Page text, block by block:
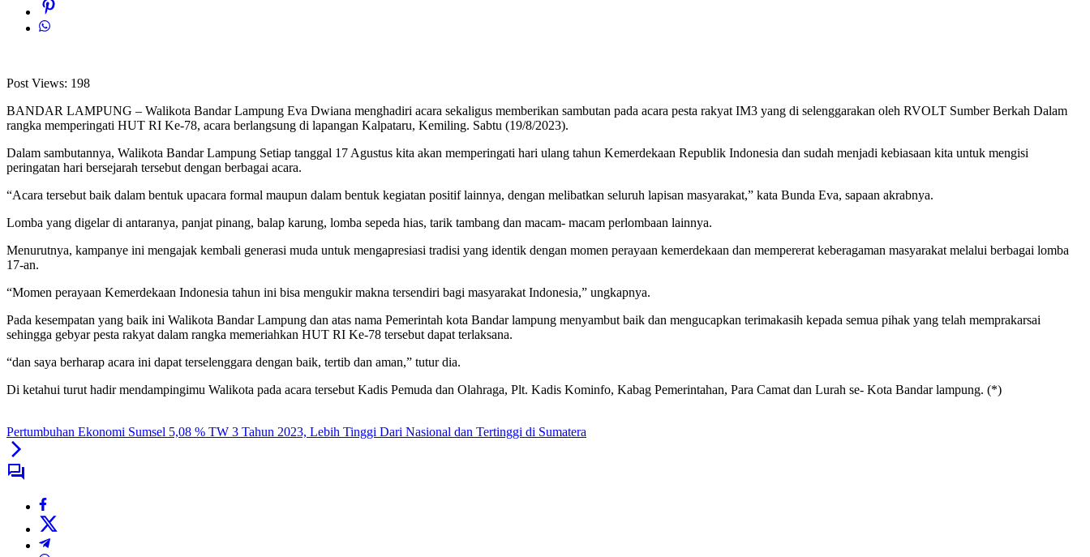
Post Views: 198
BANDAR LAMPUNG – Walikota Bandar Lampung Eva Dwiana menghadiri acara sekaligus memberikan sambutan pada acara pesta rakyat IM3 yang di selenggarakan oleh RVOLT Sumber Berkah Dalam
rangka memperingati HUT RI Ke-78, acara berlangsung di lapangan Kalpataru, Kemiling. Sabtu (19/8/2023).
Dalam sambutannya, Walikota Bandar Lampung Setiap tanggal 17 Agustus kita akan memperingati hari ulang tahun Kemerdekaan Republik Indonesia dan sudah menjadi kebiasaan kita untuk mengisi
peringatan hari bersejarah tersebut dengan berbagai acara.
“Acara tersebut baik dalam bentuk upacara formal maupun dalam bentuk kegiatan positif lainnya, dengan melibatkan seluruh lapisan masyarakat,” kata Bunda Eva, sapaan akrabnya.
Lomba yang digelar di antaranya, panjat pinang, balap karung, lomba sepeda hias, tarik tambang dan macam- macam perlombaan lainnya.
Menurutnya, kampanye ini mengajak kembali generasi muda untuk mengapresiasi tradisi yang identik dengan momen perayaan kemerdekaan dan mempererat keberagaman masyarakat melalui berbagai lomba
17-an.
“Momen perayaan Kemerdekaan Indonesia tahun ini bisa mengukir makna tersendiri bagi masyarakat Indonesia,” ungkapnya.
Pada kesempatan yang baik ini Walikota Bandar Lampung dan atas nama Pemerintah kota Bandar lampung menyambut baik dan mengucapkan terimakasih kepada semua pihak yang telah memprakarsai
sehingga gebyar pesta rakyat dalam rangka memeriahkan HUT RI Ke-78 tersebut dapat terlaksana.
“dan saya berharap acara ini dapat terselenggara dengan baik, tertib dan aman,” tutur dia.
Di ketahui turut hadir mendampingimu Walikota pada acara tersebut Kadis Pemuda dan Olahraga, Plt. Kadis Kominfo, Kabag Pemerintahan, Para Camat dan Lurah se- Kota Bandar lampung. (*)
Pertumbuhan Ekonomi Sumsel 5,08 % TW 3 Tahun 2023, Lebih Tinggi Dari Nasional dan Tertinggi di Sumatera